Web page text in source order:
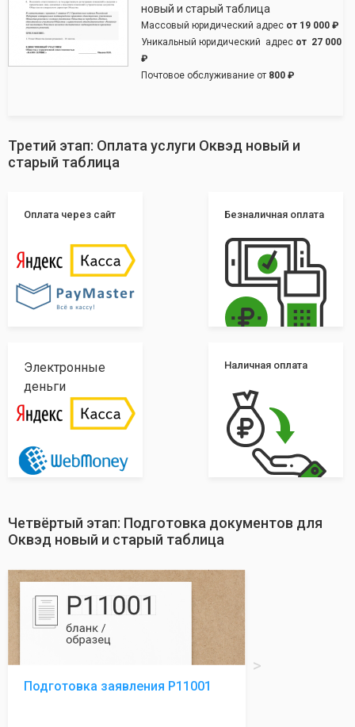
новый и старый таблица
Массовый юридический адрес от 19 000 ₽
Уникальный юридический адрес от 27 000
₽
Почтовое обслуживание от 800 ₽
Третий этап: Оплата услуги Оквэд новый и
старый таблица
Оплата через сайт Безналичная оплата
Электронные
деньги
Наличная оплата
Четвёртый этап: Подготовка документов для
Оквэд новый и старый таблица
Подготовка заявления Р11001